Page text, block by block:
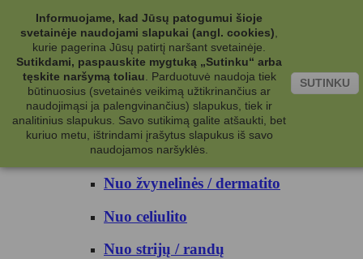
Kategorijos
Kosmetika
Kūno priežiūrai
Nuo prakaito
Kūno prausikliai
Nuo žvynelinės / dermatito
Nuo celiulito
Nuo strijų / randų
Informuojame, kad Jūsų patogumui šioje
svetainėje naudojami slapukai (angl. cookies)
kurie pagerina Jūsų patirtį naršant svetainėje.
Sutikdami, paspauskite mygtuką „Sutinku“ arba
tęskite naršymą toliau
Parduotuvė naudoja tiek
būtinuosius (svetainės veikimą užtikrinančius ar
naudojimąsi ja palengvinančius) slapukus, tiek ir
analitinius slapukus. Savo sutikimą galite atšaukti, bet
kuriuo metu, ištrindami įrašytus slapukus iš savo
naudojamos naršyklės.
SUTINKU